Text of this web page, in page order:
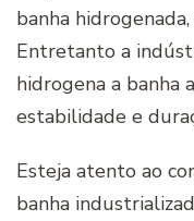
banha
Entretanto a
hidrogena a banha
estabilidade e
Esteja atento ao
banha